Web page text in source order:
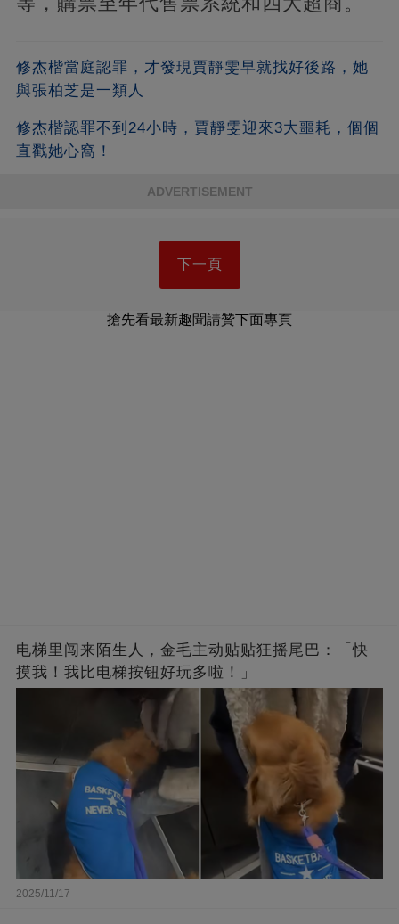
修杰楷當庭認罪，才發現賈靜雯早就找好後路，她
與張柏芝是一類人
修杰楷認罪不到24小時，賈靜雯迎來3大噩耗，個個
直戳她心窩！
ADVERTISEMENT
下一頁
搶先看最新趣聞請贊下面專頁
电梯里闯来陌生人，金毛主动贴贴狂摇尾巴：「快
摸我！我比电梯按钮好玩多啦！」
2025/11/17